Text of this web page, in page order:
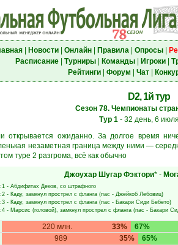
| Новости| Онлайн| Правила| Опросы|
Расписание| Турниры| Команды| Игроки|
Рейтинги| Форум Чат|
D2, 1й тур
Сезон 78. Чемпионаты
Тур 1 - 32 день, 6
открывается ожиданно. За долгое время
незаметная граница между ними —
туре 2 разгрома, всё как обычно
Джоухар Шугар Фэктори* -
- Абдифитах Деков, со штрафного
- Каду, замкнул прострел с фланга (пас - Джейкоб Лебовиц)
- Каду, замкнул прострел с фланга (пас - Бакари Сиди Бебето)
- Марсис (головой), замкнул прострел с фланга (пас - Бакари
33%
220 млн. 67%
35%
989 65%